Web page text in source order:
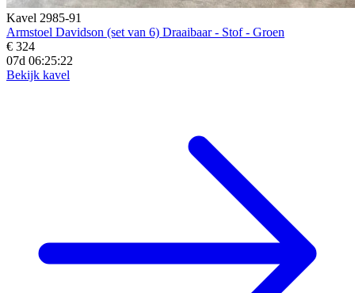
Kavel 2985-91
Armstoel Davidson (set van 6) Draaibaar - Stof - Groen
€ 324
07d 06:25:21
Bekijk kavel